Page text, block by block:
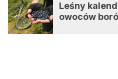
Leśny
owoców